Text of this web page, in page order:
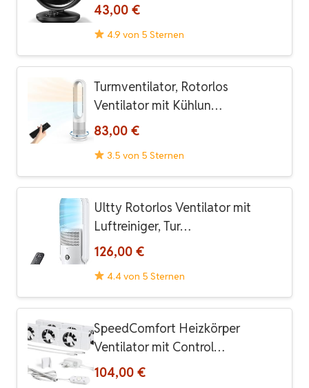
43,00 €
4.9 von 5 Sternen
Turmventilator, Rotorlos
Ventilator mit Kühlun…
83,00 €
3.5 von 5 Sternen
Ultty Rotorlos Ventilator mit
Luftreiniger, Tur…
126,00 €
4.4 von 5 Sternen
SpeedComfort Heizkörper
Ventilator mit Control…
104,00 €